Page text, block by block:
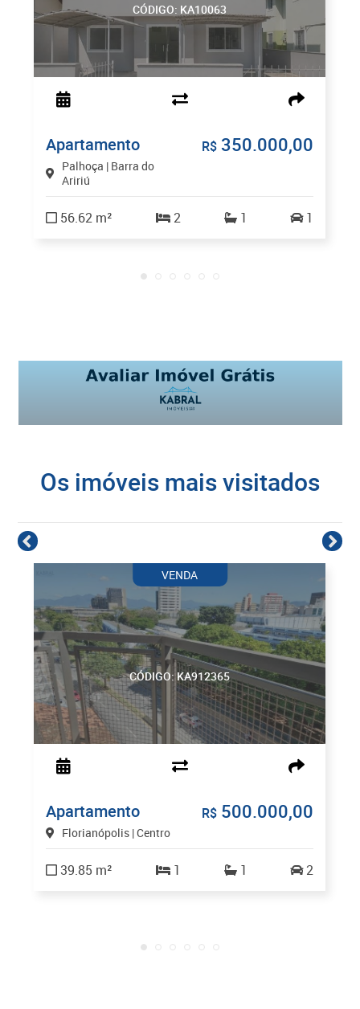
CÓDIGO: KA10063
Apartamento
Palhoça | Barra do
Aririú
R$ 350.000,00
56.62 m² 2 1 1
Os imóveis mais visitados
CÓDIGO: KA912365
VENDA
Apartamento
Florianópolis | Centro
R$ 500.000,00
39.85 m² 1 1 2